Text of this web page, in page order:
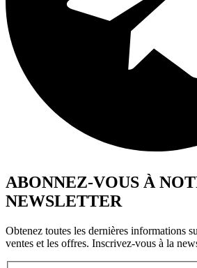
ABONNEZ-VOUS À
NEWSLETTER
Obtenez toutes les dernières informations
ventes et les offres. Inscrivez-vous à la